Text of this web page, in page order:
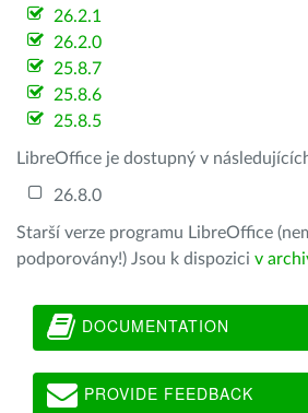
26.2.1
26.2.0
25.8.7
25.8.6
25.8.5
LibreOffice je dostupný v
26.8.0
Starší verze programu LibreOffice
podporovány!) Jsou k dispozici v
DOCUMENTATION
PROVIDE FEEDBACK